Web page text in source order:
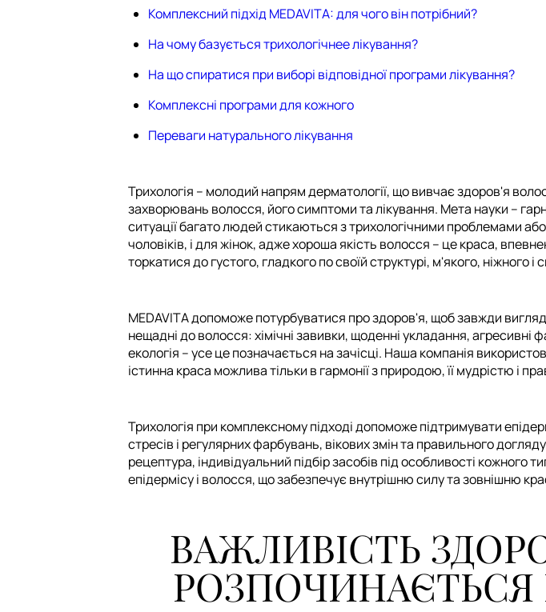
Комплексний підхід MEDAVITA: для чого він потрібний?
На чому базується трихологічнее лікування?
На що спиратися при виборі відповідної програми лікування?
Комплексні програми для кожного
Переваги натурального лікування
Трихологія – молодий напрям дерматології, що вивчає здоров'я
захворювань волосся, його симптоми та лікування. Мета науки –
ситуації багато людей стикаються з трихологічними проблемами
чоловіків, і для жінок, адже хороша якість волосся – це краса,
торкатися до густого, гладкого по своїй структурі, м'якого, ніжного
MEDAVITA допоможе потурбуватися про здоров'я, щоб завжди
нещадні до волосся: хімічні завивки, щоденні укладання,
екологія – усе це позначається на зачісці. Наша компанія
істинна краса можлива тільки в гармонії з природою, її мудрістю і
Трихологія при комплексному підході допоможе підтримувати
стресів і регулярних фарбувань, вікових змін та правильного
рецептура, індивідуальний підбір засобів під особливості
епідермісу і волосся, що забезпечує внутрішню силу та зовнішню
ВАЖЛИВІСТЬ
РОЗПОЧИНАЄТЬСЯ